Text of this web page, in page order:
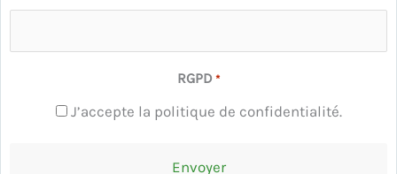
RGPD *
J’accepte la politique de confidentialité.